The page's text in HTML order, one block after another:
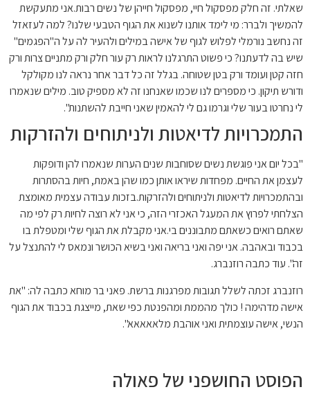
שאלתי. זה חלק מפסקול חיי, מפסקול חייהן של נשים רבות.אני מתעקשת
להמשיך ולברר: מי לימד אותנו לשנוא את הגוף הטבעי שלנו? למה לעזאזל
זה נחשב נורמלי לפלוש לגוף של אישה במילים ולהעיר לה על ה"הפגמים"
שיש בה לדעתנו? כי פשוט התרגלנו לראות רק עור חלק ורק מתניים צרות ורק
חזה קטן ועומד ורק בטן שטוחה. בגלל זה כל דבר אחר נראה לנו מקולקל
ודורש תיקון. כי מספרים לנו שכמו שאנחנו זה לא מספיק טוב. מילים שנאמרו
לי נחרטו בעור שלי וגרמו גם לי להאמין שאני חייבת להשתנות".
התמכרויות לדיאטות ולניתוחים ולהזרקות
"בכל יום אני פוגשת נשים שסוחבות שנים הערות שנאמרו להן ודופקות
לעצמן את החיים. מפחדות שיראו אותן כמו שהן באמת, חיות בהסתרות
ובהתמכרויות לדיאטות ולניתוחים ולהזרקות.בזכות עבודה עצמית מאומצת
הצלחתי לפרוץ את המעגל האכזרי הזה, כי אני לא רוצה לחיות רק לפי מה
שאתם רואים כשאתם מתבוננים בי.אני מקבלת את הגוף שלי ומטפלת בו
בכבוד ובאהבה. אני יפה ואני בריאה ואני בשיא הכושר ונמאס לי להתנצל על
זה". עוד כתבה רוזנברג.
רוזנברג זכתה לשלל תגובות מפרגנות ברשת. פאני בר מוחא כתבה לה: "את
אישה מדהימה ! כולך מהממת ומהפנטת כפי שאת, מייצגת בכבוד את הגוף
הנשי, אישה עוצמתית ואני אוהבת מלאאאאא".
הפוסט החושפני של פאולה